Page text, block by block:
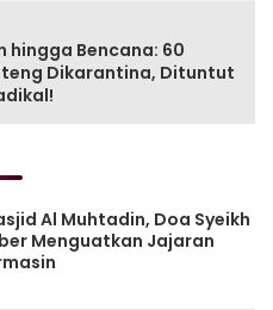
hingga Bencana: 60
Dikarantina, Dituntut
Al Muhtadin, Doa Syeikh
Menguatkan Jajaran